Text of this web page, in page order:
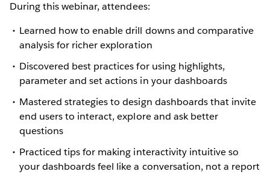
During this webinar, attendees:
Learned how to enable drill downs and comparative
analysis for richer exploration
Discovered best practices for using highlights,
parameter and set actions in your dashboards
Mastered strategies to design dashboards that invite
end users to interact, explore and ask better
questions
Practiced tips for making interactivity intuitive so
your dashboards feel like a conversation, not a report